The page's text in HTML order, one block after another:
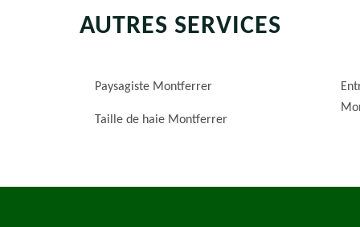
AUTRES SERVICES
Paysagiste Montferrer
Taille de haie Montferrer